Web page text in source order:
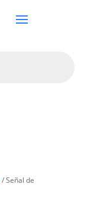
/ Señal de